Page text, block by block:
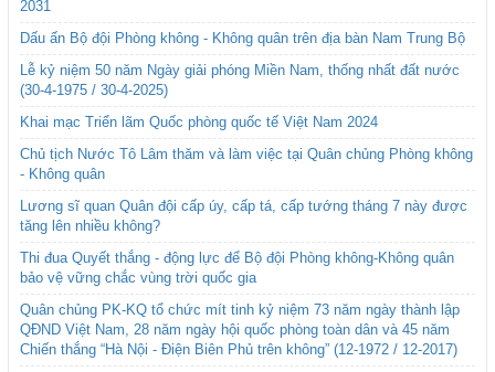
2031
Dấu ấn Bộ đội Phòng không - Không quân trên địa bàn Nam Trung Bộ
Lễ kỷ niệm 50 năm Ngày giải phóng Miền Nam, thống nhất đất nước
(30-4-1975 / 30-4-2025)
Khai mạc Triển lãm Quốc phòng quốc tế Việt Nam 2024
Chủ tịch Nước Tô Lâm thăm và làm việc tại Quân chủng Phòng không
- Không quân
Lương sĩ quan Quân đội cấp úy, cấp tá, cấp tướng tháng 7 này được
tăng lên nhiều không?
Thi đua Quyết thắng - động lực để Bộ đội Phòng không-Không quân
bảo vệ vững chắc vùng trời quốc gia
Quân chủng PK-KQ tổ chức mít tinh kỷ niệm 73 năm ngày thành lập
QĐND Việt Nam, 28 năm ngày hội quốc phòng toàn dân và 45 năm
Chiến thắng “Hà Nội - Điện Biên Phủ trên không” (12-1972 / 12-2017)